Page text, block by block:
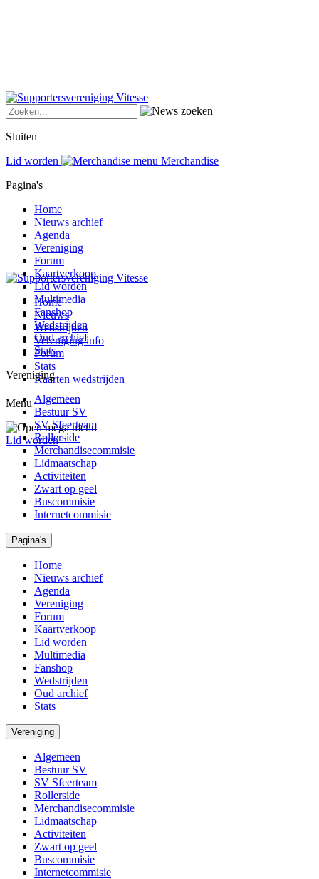
Home
Nieuws
Wedstrijden
Vereniging info
Forum
Stats
Kaarten wedstrijden
Menu
Lid worden
Sluiten
Lid worden
Merchandise
Pagina's
Home
Nieuws archief
Agenda
Vereniging
Forum
Kaartverkoop
Lid worden
Multimedia
Fanshop
Wedstrijden
Oud archief
Stats
Vereniging
Algemeen
Bestuur SV
SV Sfeerteam
Rollerside
Merchandisecommisie
Lidmaatschap
Activiteiten
Zwart op geel
Buscommisie
Internetcommisie
Pagina's
Home
Nieuws archief
Agenda
Vereniging
Forum
Kaartverkoop
Lid worden
Multimedia
Fanshop
Wedstrijden
Oud archief
Stats
Vereniging
Algemeen
Bestuur SV
SV Sfeerteam
Rollerside
Merchandisecommisie
Lidmaatschap
Activiteiten
Zwart op geel
Buscommisie
Internetcommisie